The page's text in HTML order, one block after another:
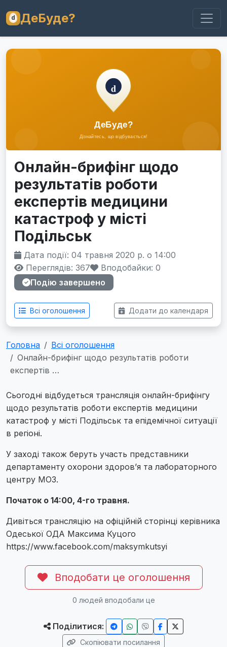
ДеБуде?
Онлайн-брифінг щодо
результатів роботи
експертів медицини
катастроф у місті
Подільськ
Дата події: 04 травня 2020 р. о 14:00
Переглядів: 367
Вподобайки: 0
Подію завершено
Всі оголошення Додати до календаря
Головна
Всі оголошення
Онлайн-брифінг щодо результатів роботи
експертів …
Сьогодні відбудеться трансляція онлайн-брифінгу
щодо результатів роботи експертів медицини
катастроф у місті Подільськ та епідемічної ситуації
в регіоні.
У заході також беруть участь представники
департаменту охорони здоров’я та лабораторного
центру МОЗ.
Початок о 14:00, 4-го травня.
Дивіться трансляцію на офіційній сторінці керівника
Одеської ОДА Максима Куцого
https://www.facebook.com/maksymkutsyi
Вподобати це оголошення
0 людей вподобали це
Поділитися:
Скопіювати посилання